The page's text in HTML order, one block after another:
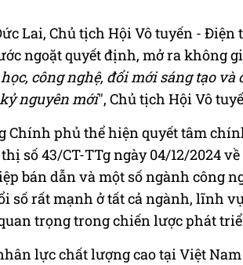
Lai, Chủ tịch Hội Vô tuyến -
ngoặt quyết định, mở ra không
công nghệ, đổi mới sáng tạo
nguyên mới", Chủ tịch Hội Vô
Chính phủ thể hiện quyết tâm
số 43/CT-TTg ngày 04/12/2024
bán dẫn và một số ngành công
số rất mạnh ở tất cả ngành, lĩnh
trọng trong chiến lược phát
lực chất lượng cao tại Việt